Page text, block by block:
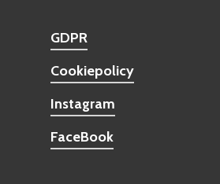
GDPR
Cookiepolicy
Instagram
FaceBook